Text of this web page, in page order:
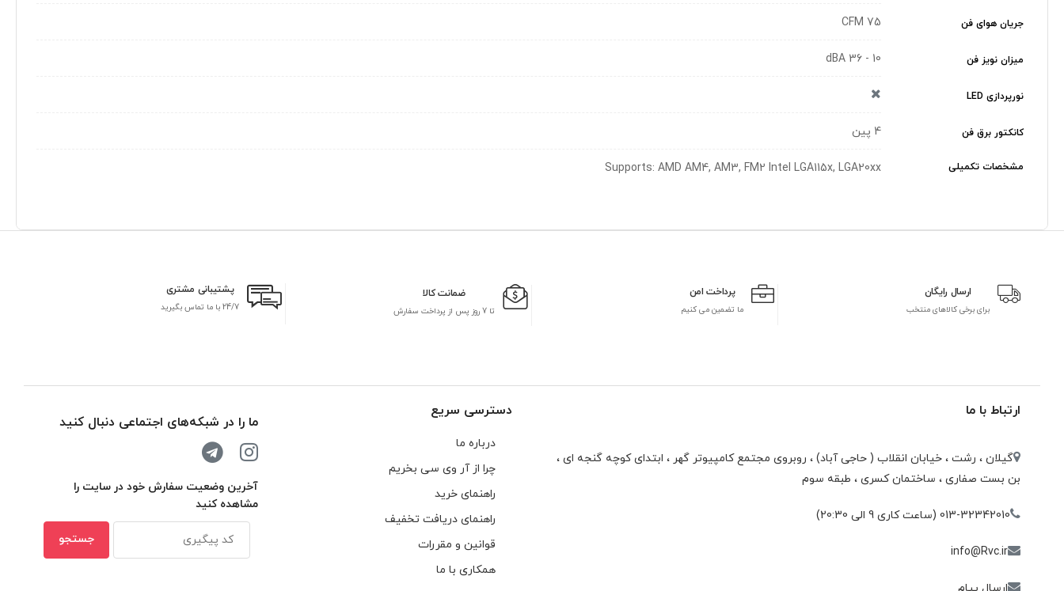
جریان هوای فن 75 CFM
میزان نویز فن 10 - 36 dBA
نورپردازی LED
کانکتور برق فن 4 پین
مشخصات تکمیلی Supports: AMD AM4, AM3, FM2 Intel LGA115x, LGA20xx
ارسال رایگان
برای برخی کالاهای منتخب
پرداخت امن
ما تضمین می کنیم
ضمانت کالا
تا 7 روز پس از پرداخت سفارش
پشتیبانی مشتری
24/7 با ما تماس بگیرید
ارتباط با ما
گیلان ، رشت ، خيابان انقلاب ( حاجی آباد) ، روبروی مجتمع كامپيوتر گهر ، ابتدای كوچه گنجه ای ،
بن بست صفاری ، ساختمان كسری ، طبقه سوم
013-32342010 (ساعت کاری 9 الی 20:30)
info@Rvc.ir
ارسال پیام
دسترسی سریع
درباره ما
چرا از آر وی سی بخریم
راهنمای خرید
راهنمای دریافت تخفیف
قوانین و مقررات
همکاری با ما
ما را در شبکه‌های اجتماعی دنبال کنید
آخرین وضعیت سفارش خود در سایت را
مشاهده کنید